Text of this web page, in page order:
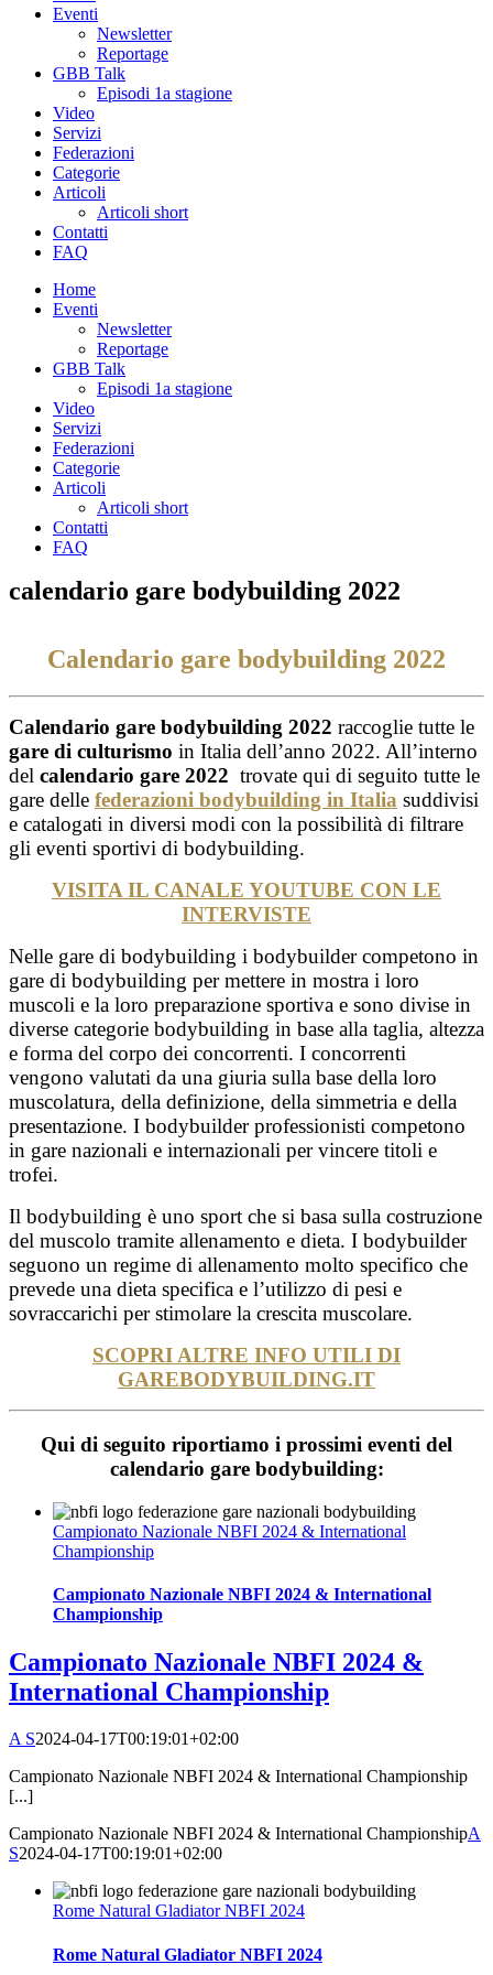
Eventi
Newsletter
Reportage
GBB Talk
Episodi 1a stagione
Video
Servizi
Federazioni
Categorie
Articoli
Articoli short
Contatti
FAQ
Home
Eventi
Newsletter
Reportage
GBB Talk
Episodi 1a stagione
Video
Servizi
Federazioni
Categorie
Articoli
Articoli short
Contatti
FAQ
calendario gare bodybuilding 2022
Calendario gare bodybuilding 2022
Calendario gare bodybuilding 2022 raccoglie tutte le
gare di culturismo in Italia dell’anno 2022. All’interno
del calendario gare 2022 trovate qui di seguito tutte le
gare delle federazioni bodybuilding in Italia suddivisi
e catalogati in diversi modi con la possibilità di filtrare
gli eventi sportivi di bodybuilding.
VISITA IL CANALE YOUTUBE CON LE
INTERVISTE
Nelle gare di bodybuilding i bodybuilder competono in
gare di bodybuilding per mettere in mostra i loro
muscoli e la loro preparazione sportiva e sono divise in
diverse categorie bodybuilding in base alla taglia, altezza
e forma del corpo dei concorrenti. I concorrenti
vengono valutati da una giuria sulla base della loro
muscolatura, della definizione, della simmetria e della
presentazione. I bodybuilder professionisti competono
in gare nazionali e internazionali per vincere titoli e
trofei.
Il bodybuilding è uno sport che si basa sulla costruzione
del muscolo tramite allenamento e dieta. I bodybuilder
seguono un regime di allenamento molto specifico che
prevede una dieta specifica e l’utilizzo di pesi e
sovraccarichi per stimolare la crescita muscolare.
SCOPRI ALTRE INFO UTILI DI
GAREBODYBUILDING.IT
Qui di seguito riportiamo i prossimi eventi del
calendario gare bodybuilding:
Campionato Nazionale NBFI 2024 & International
Championship
Campionato Nazionale NBFI 2024 & International
Championship
Campionato Nazionale NBFI 2024 &
International Championship
A S2024-04-17T00:19:01+02:00
Campionato Nazionale NBFI 2024 & International Championship
[...]
Campionato Nazionale NBFI 2024 & International ChampionshipA
S2024-04-17T00:19:01+02:00
Rome Natural Gladiator NBFI 2024
Rome Natural Gladiator NBFI 2024